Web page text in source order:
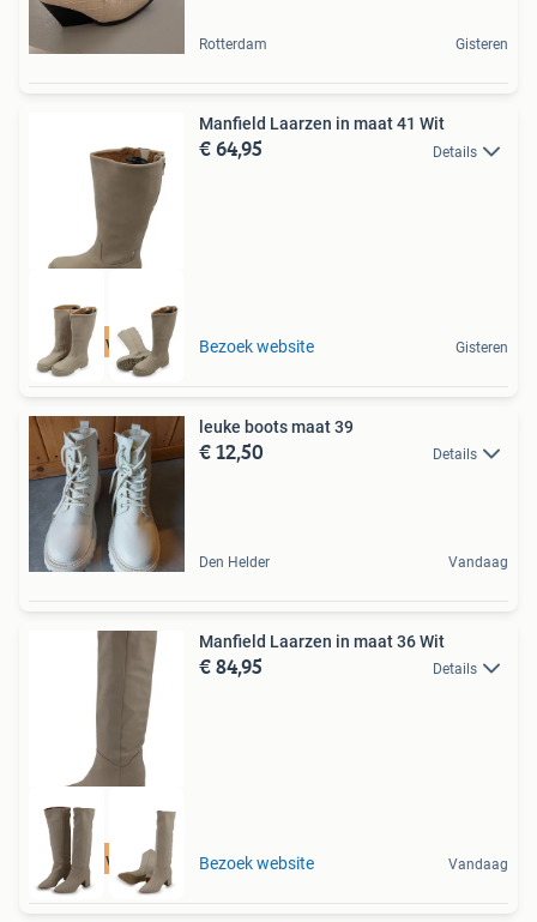
Rotterdam Gisteren
Tot 75% voordeel
Manfield Laarzen in maat 41 Wit
€ 64,95 Details
Bezoek website Gisteren
leuke boots maat 39
€ 12,50 Details
Den Helder Vandaag
Tot 75% voordeel
Manfield Laarzen in maat 36 Wit
€ 84,95 Details
Bezoek website Vandaag